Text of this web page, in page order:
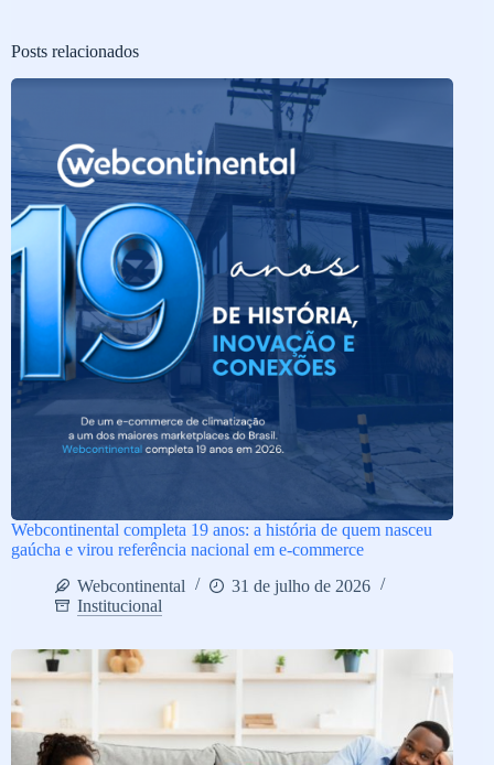
Posts relacionados
Webcontinental completa 19 anos: a história de quem nasceu
gaúcha e virou referência nacional em e-commerce
Webcontinental
31 de julho de 2026
Institucional